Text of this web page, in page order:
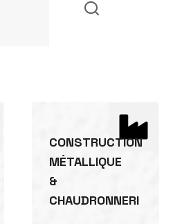
CONSTRUCTION
MÉTALLIQUE
&
CHAUDRONNERI